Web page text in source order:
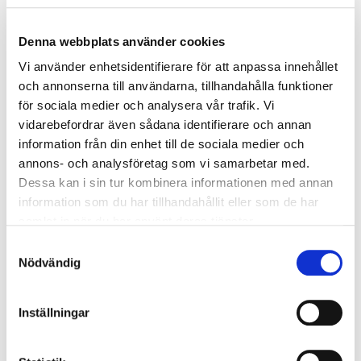
Denna webbplats använder cookies
Vi använder enhetsidentifierare för att anpassa innehållet
och annonserna till användarna, tillhandahålla funktioner
för sociala medier och analysera vår trafik. Vi
vidarebefordrar även sådana identifierare och annan
information från din enhet till de sociala medier och
annons- och analysföretag som vi samarbetar med.
Dessa kan i sin tur kombinera informationen med annan
information som du har tillhandahållit eller som de har
Nödvändig
Inställningar
Arbetsgivaren har huvudansvaret men även föraren
Följa instruktionerna för sin lastbilslyft.
Kontrollera utrustningen dagligen.
Rapportera fel och avvikelser.
Säkerheten bygger på både arbetsgivarens ansvar
och arbetstagarens följsamhet.
7. Vilka risker finns vid felaktig användning
av bakgavellyftar?
Belastningsskador vid felaktig hantering.